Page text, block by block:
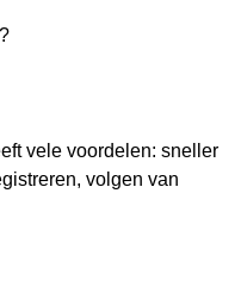
vele voordelen: sneller
volgen van